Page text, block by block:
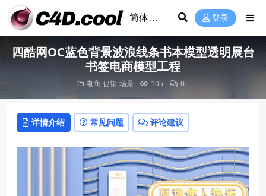
登录
四酷网OC蓝色背景波浪线条书本模型透明展台
书签电商模型工程
电商-促销-场景 105 0
详情介绍 常见问题 评论建议